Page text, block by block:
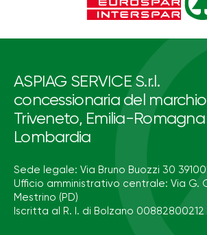
ASPIAG SERVICE S.r.l.
concessionaria del
Triveneto, Emilia-
Lombardia
Sede legale: Via Bruno Buozzi 30 39100
Ufficio amministrativo centrale: Via G.
Mestrino (PD)
Iscritta al R. I. di Bolzano 00882800212